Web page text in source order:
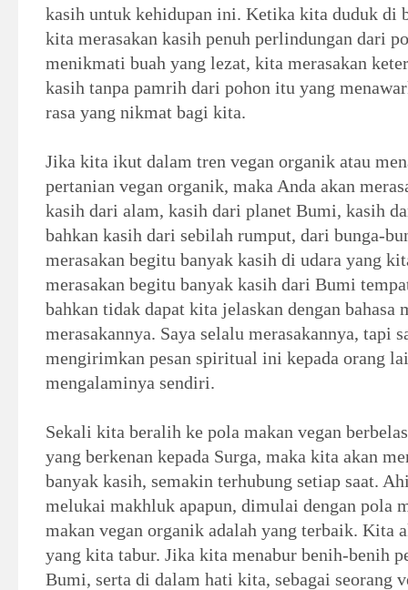
kasih untuk kehidupan ini. Ketika kita duduk di
kita merasakan kasih penuh perlindungan dari
menikmati buah yang lezat, kita merasakan
kasih tanpa pamrih dari pohon itu yang
rasa yang nikmat bagi kita.
Jika kita ikut dalam tren vegan organik atau
pertanian vegan organik, maka Anda akan
kasih dari alam, kasih dari planet Bumi, kasih
bahkan kasih dari sebilah rumput, dari bunga-
merasakan begitu banyak kasih di udara yang
merasakan begitu banyak kasih dari Bumi
bahkan tidak dapat kita jelaskan dengan bahasa
merasakannya. Saya selalu merasakannya, tapi
mengirimkan pesan spiritual ini kepada orang
mengalaminya sendiri.
Sekali kita beralih ke pola makan vegan
yang berkenan kepada Surga, maka kita akan
banyak kasih, semakin terhubung setiap saat.
melukai makhluk apapun, dimulai dengan pola
makan vegan organik adalah yang terbaik. Kita
yang kita tabur. Jika kita menabur benih-benih
Bumi, serta di dalam hati kita, sebagai seorang